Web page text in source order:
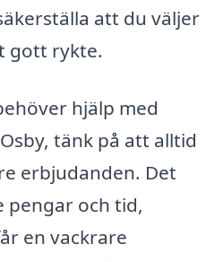
att du väljer
gott rykte.
hjälp med
tänk på att alltid
erbjudanden. Det
pengar och tid,
en vackrare